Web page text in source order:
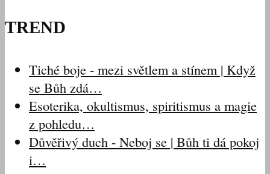
TREND
Tiché boje - mezi světlem a stínem | Když
se Bůh zdá…
Esoterika, okultismus, spiritismus a magie
z pohledu…
Důvěřivý duch - Neboj se | Bůh ti dá pokoj
i…